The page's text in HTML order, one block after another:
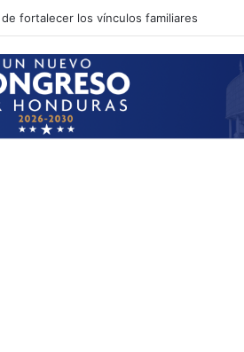
fortalecer los vínculos familiares